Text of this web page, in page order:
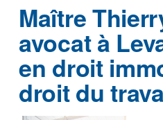
Maître
avocat à
en droit
droit du